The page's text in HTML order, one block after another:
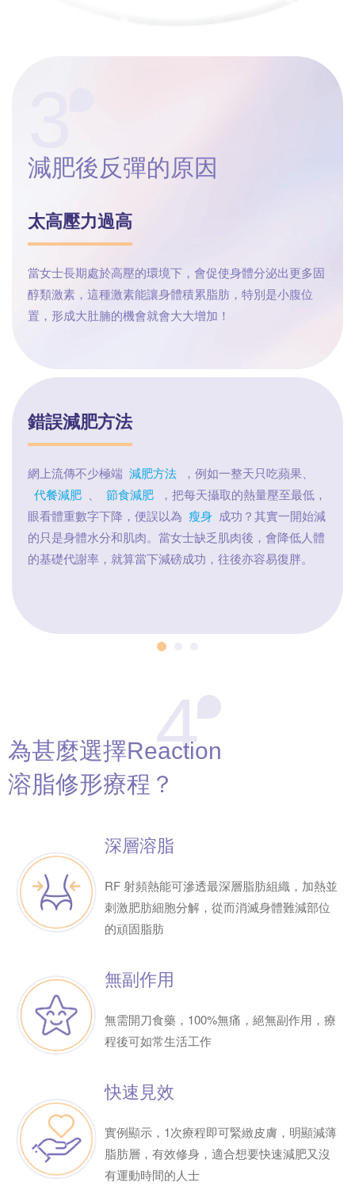
減肥後反彈的原因
太高壓力過高
當女士長期處於高壓的環境下，會促使身體分泌出更多固
醇類激素，這種激素能讓身體積累脂肪，特別是小腹位
置，形成大肚腩的機會就會大大增加！
錯誤減肥方法
網上流傳不少極端 減肥方法
，例如一整天只吃蘋果、
代餐減肥
節食減肥
，把每天攝取的熱量壓至最低，
眼看體重數字下降，便誤以為 瘦身 成功？其實一開始減
的只是身體水分和肌肉。當女士缺乏肌肉後，會降低人體
的基礎代謝率，就算當下減磅成功，往後亦容易復胖。
4
為甚麼選擇Reaction
溶脂修形療程？
深層溶脂
RF 射頻熱能可滲透最深層脂肪組織，加熱並
刺激肥肪細胞分解，從而消滅身體難減部位
的頑固脂肪
無副作用
無需開刀食藥，100%無痛，絕無副作用，療
程後可如常生活工作
快速見效
實例顯示，1次療程即可緊緻皮膚，明顯減薄
脂肪層，有效修身，適合想要快速減肥又沒
有運動時間的人士